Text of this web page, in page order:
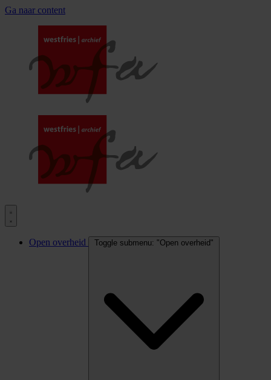
Ga naar content
Open overheid Toggle submenu: "Open overheid"